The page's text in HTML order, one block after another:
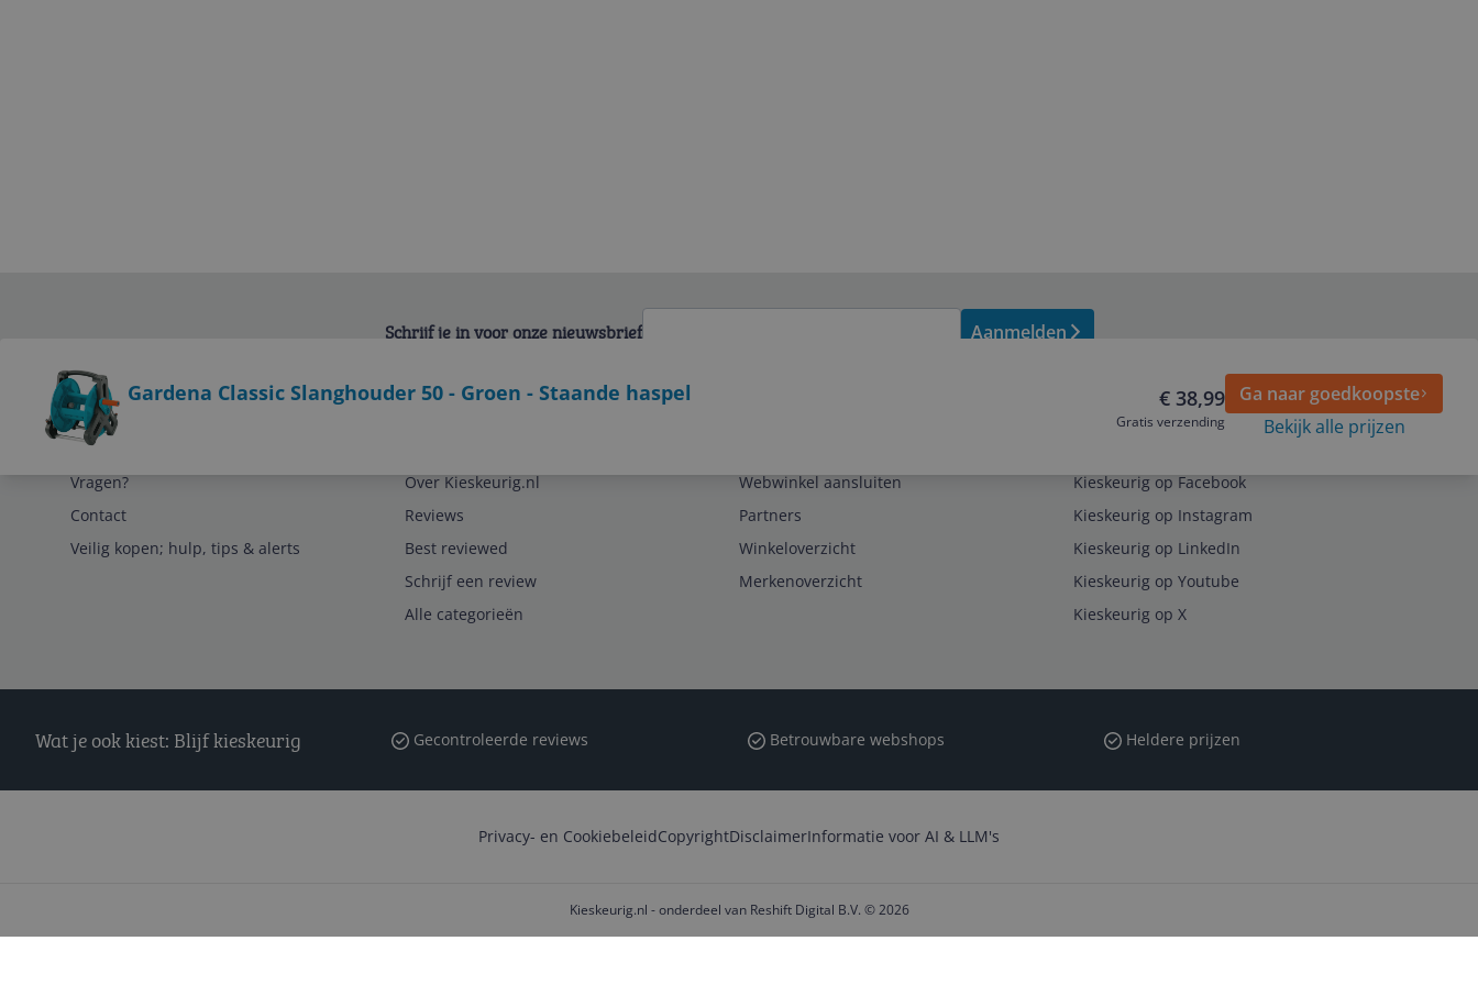
Gardena Classic Slanghouder 50 - Groen - Staande haspel € 38,99
Gratis verzending
Ga naar goedkoopste
Bekijk alle prijzen
Schrijf je in voor onze nieuwsbrief Aanmelden
Service
Vragen?
Contact
Veilig kopen; hulp, tips & alerts
Over Kieskeurig.nl
Reviews
Best reviewed
Schrijf een review
Alle categorieën
Webwinkel aansluiten
Partners
Winkeloverzicht
Merkenoverzicht
Kieskeurig op Facebook
Kieskeurig op Instagram
Kieskeurig op LinkedIn
Kieskeurig op Youtube
Kieskeurig op X
Wat je ook kiest: Blijf kieskeurig Gecontroleerde reviews Betrouwbare webshops Heldere prijzen
Privacy- en CookiebeleidCopyrightDisclaimerInformatie voor AI & LLM's
Kieskeurig.nl - onderdeel van Reshift Digital B.V. © 2026